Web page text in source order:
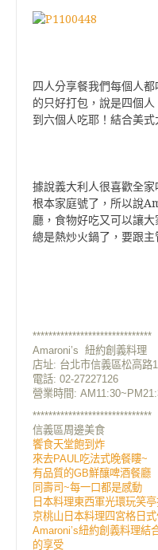
四人分享餐我們每個人
的只好打包，說是四個
到六個人吃耶！結合美
據說義大利人很喜歡全家
根本家庭號了，所以說
廳，食物好吃又可以讓
總是熱炒火鍋了，要跟
******************************
Amaroni’s 紐約創義料理
店址: 台北市信義區松高路
電話: 02-27227126
營業時間:
******************************
信義區周邊美食
饗食天堂飽到炸
來去PAUL吃法式晚餐瞜~
有品質的GB鮮釀啤酒餐廳
同壽司~每一口都是感動
日本料理東西軍光環玩笑
京桃山日本料理四宮格日
Amaroni’s紐約創義料理結
的享受